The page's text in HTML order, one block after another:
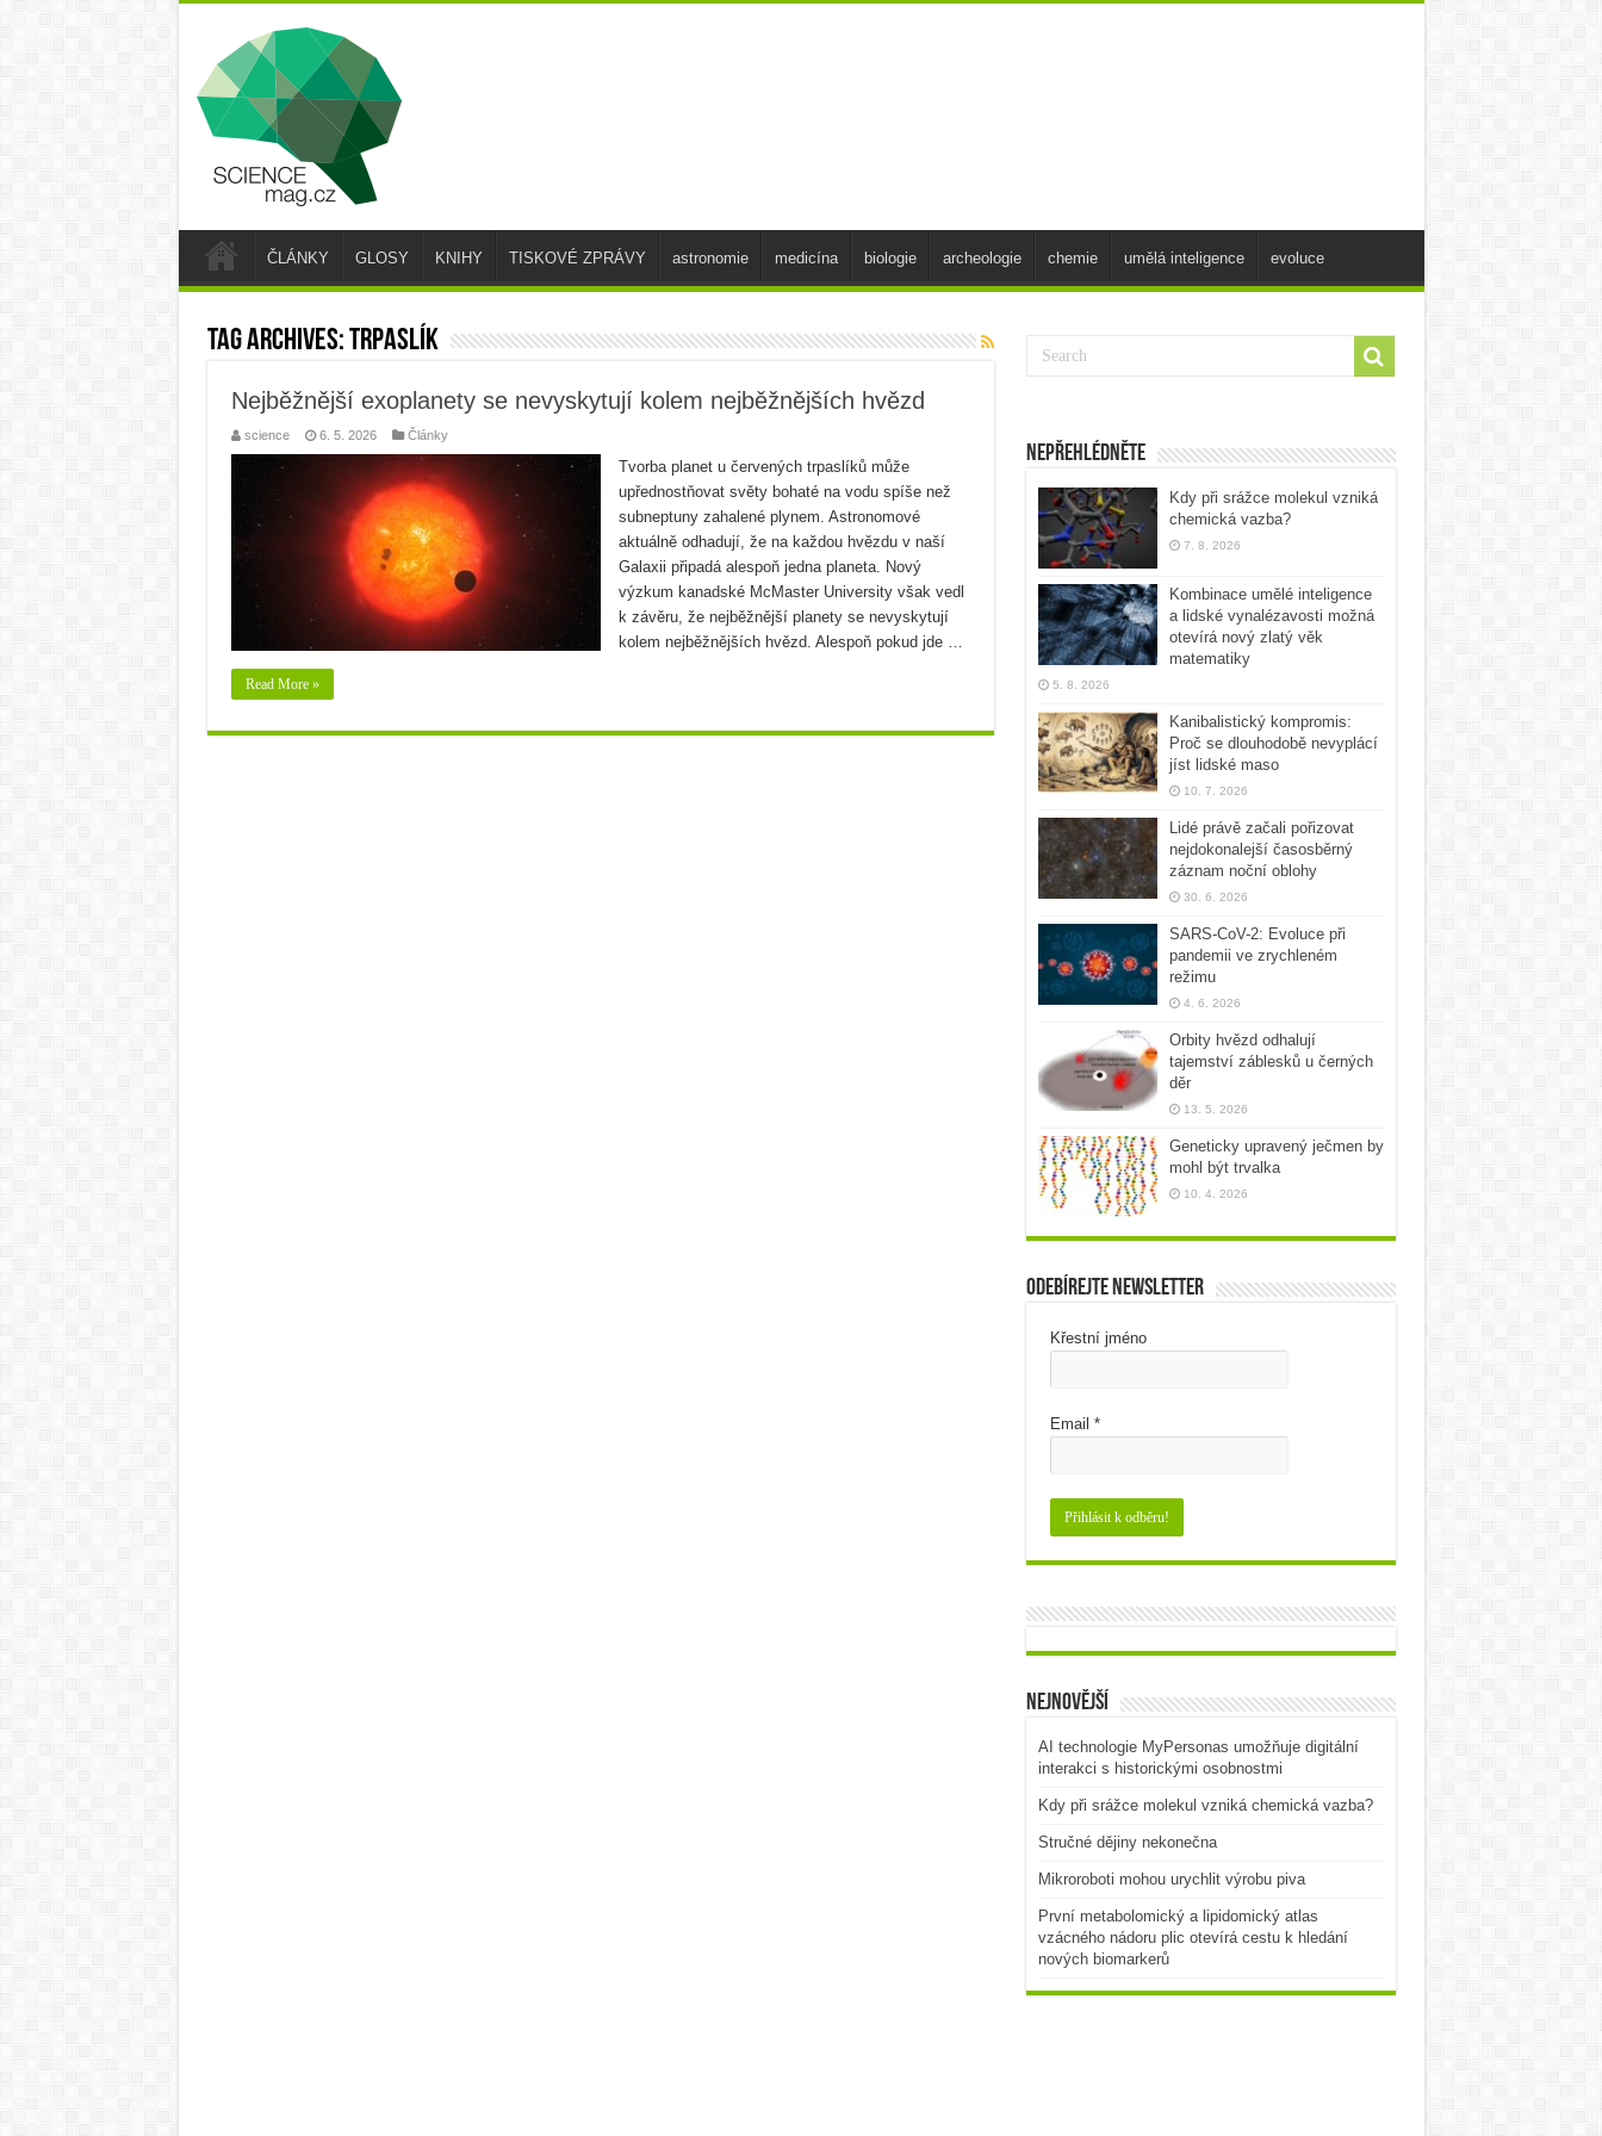
ČLÁNKY GLOSY KNIHY TISKOVÉ ZPRÁVY astronomie medicína biologie archeologie chemie umělá inteligence evoluce
Tag Archives:trpaslík
Nejběžnější exoplanety se nevyskytují kolem nejběžnějších hvězd
science 6. 5. 2026 Články
Tvorba planet u červených trpaslíků může
upřednostňovat světy bohaté na vodu spíše než
subneptuny zahalené plynem. Astronomové
aktuálně odhadují, že na každou hvězdu v naší
Galaxii připadá alespoň jedna planeta. Nový
výzkum kanadské McMaster University však vedl
k závěru, že nejběžnější planety se nevyskytují
kolem nejběžnějších hvězd. Alespoň pokud jde …
Read More »
Nepřehlédněte
Kdy při srážce molekul vzniká
chemická vazba?
7. 8. 2026
Kombinace umělé inteligence
a lidské vynalézavosti možná
otevírá nový zlatý věk
matematiky
5. 8. 2026
Kanibalistický kompromis:
Proč se dlouhodobě nevyplácí
jíst lidské maso
10. 7. 2026
Lidé právě začali pořizovat
nejdokonalejší časosběrný
záznam noční oblohy
30. 6. 2026
SARS-CoV-2: Evoluce při
pandemii ve zrychleném
režimu
4. 6. 2026
Orbity hvězd odhalují
tajemství záblesků u černých
děr
13. 5. 2026
Geneticky upravený ječmen by
mohl být trvalka
10. 4. 2026
Odebírejte newsletter
Křestní jméno
Email *
Nejnovější
AI technologie MyPersonas umožňuje digitální
interakci s historickými osobnostmi
Kdy při srážce molekul vzniká chemická vazba?
Stručné dějiny nekonečna
Mikroroboti mohou urychlit výrobu piva
První metabolomický a lipidomický atlas
vzácného nádoru plic otevírá cestu k hledání
nových biomarkerů